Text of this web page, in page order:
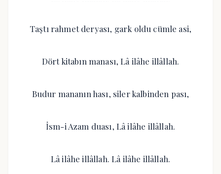
Taştı rahmet deryası, gark oldu cümle asi,
Dört kitabın manası, Lâ ilâhe illâllah.
Budur mananın hası, siler kalbinden pası,
İsm-i Azam duası, Lâ ilâhe illâllah.
Lâ ilâhe illâllah. Lâ ilâhe illâllah.